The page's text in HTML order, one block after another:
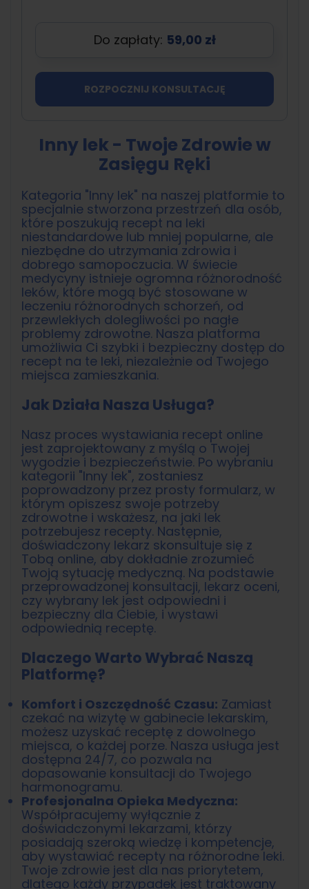
Do zapłaty: 59,00 zł
ROZPOCZNIJ KONSULTACJĘ
Inny lek - Twoje Zdrowie w
Zasięgu Ręki
Kategoria "Inny lek" na naszej platformie to
specjalnie stworzona przestrzeń dla osób,
które poszukują recept na leki
niestandardowe lub mniej popularne, ale
niezbędne do utrzymania zdrowia i
dobrego samopoczucia. W świecie
medycyny istnieje ogromna różnorodność
leków, które mogą być stosowane w
leczeniu różnorodnych schorzeń, od
przewlekłych dolegliwości po nagłe
problemy zdrowotne. Nasza platforma
umożliwia Ci szybki i bezpieczny dostęp do
recept na te leki, niezależnie od Twojego
miejsca zamieszkania.
Jak Działa Nasza Usługa?
Nasz proces wystawiania recept online
jest zaprojektowany z myślą o Twojej
wygodzie i bezpieczeństwie. Po wybraniu
kategorii "Inny lek", zostaniesz
poprowadzony przez prosty formularz, w
którym opiszesz swoje potrzeby
zdrowotne i wskażesz, na jaki lek
potrzebujesz recepty. Następnie,
doświadczony lekarz skonsultuje się z
Tobą online, aby dokładnie zrozumieć
Twoją sytuację medyczną. Na podstawie
przeprowadzonej konsultacji, lekarz oceni,
czy wybrany lek jest odpowiedni i
bezpieczny dla Ciebie, i wystawi
odpowiednią receptę.
Dlaczego Warto Wybrać Naszą
Platformę?
Komfort i Oszczędność Czasu: Zamiast
czekać na wizytę w gabinecie lekarskim,
możesz uzyskać receptę z dowolnego
miejsca, o każdej porze. Nasza usługa jest
dostępna 24/7, co pozwala na
dopasowanie konsultacji do Twojego
harmonogramu.
Profesjonalna Opieka Medyczna:
Współpracujemy wyłącznie z
doświadczonymi lekarzami, którzy
posiadają szeroką wiedzę i kompetencje,
aby wystawiać recepty na różnorodne leki.
Twoje zdrowie jest dla nas priorytetem,
dlatego każdy przypadek jest traktowany